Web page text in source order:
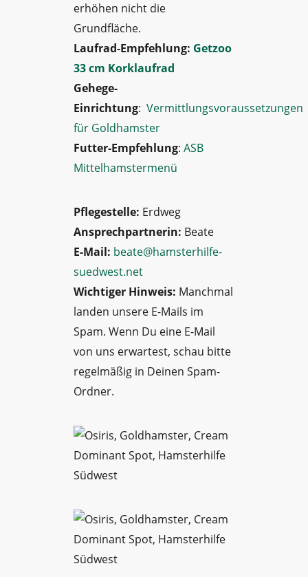
erhöhen nicht die
Grundfläche.
Laufrad-Empfehlung: Getzoo
33 cm Korklaufrad
Gehege-
Einrichtung: Vermittlungsvoraussetzungen
für Goldhamster
Futter-Empfehlung: ASB
Mittelhamstermenü
Pflegestelle: Erdweg
Ansprechpartnerin: Beate
E-Mail: beate@hamsterhilfe-
suedwest.net
Wichtiger Hinweis: Manchmal
landen unsere E-Mails im
Spam. Wenn Du eine E-Mail
von uns erwartest, schau bitte
regelmäßig in Deinen Spam-
Ordner.